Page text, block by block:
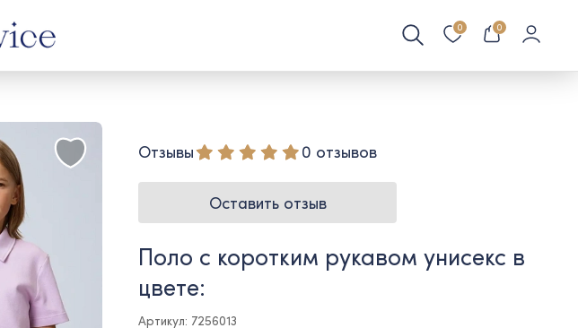
0 0
Отзывы 0 отзывов
Оставить отзыв
Поло с коротким рукавом унисекс в
цвете:
Артикул: 7256013